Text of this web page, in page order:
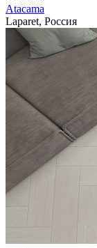
Atacama
Laparet, Россия